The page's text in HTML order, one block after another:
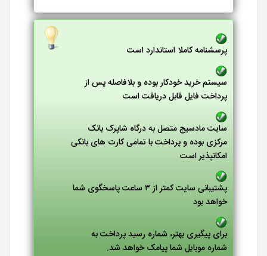
پرسشنامه کاملا استاندارد است
سیستم خرید خودکار بوده و بلافاصله پس از
پرداخت فایل قابل دریافت است
سایت مادسیج متصل به درگاه شاپرک بانک
مرکزی بوده و پرداخت با تمامی کارت های بانکی
امکانپذیر است
پشتیبانی سایت کمتر از ۳ ساعت پاسخگوی شما
خواهد بود
برای پیگیری بهتر، شماره رسید پرداخت به
شماره موبایل شما پیامک خواهد شد.